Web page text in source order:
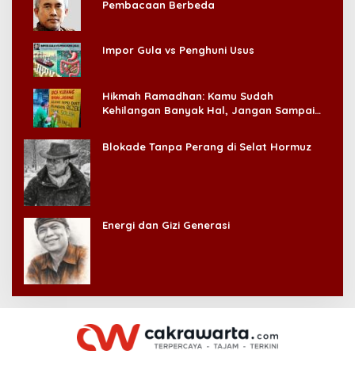
Pembacaan Berbeda
Impor Gula vs Penghuni Usus
Hikmah Ramadhan: Kamu Sudah
Kehilangan Banyak Hal, Jangan Sampai
Blokade Tanpa Perang di Selat Hormuz
Energi dan Gizi Generasi